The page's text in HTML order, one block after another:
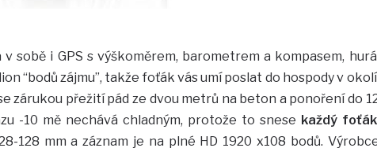
sobě i GPS s výškoměrem, barometrem a kompasem,
“bodů zájmu”, takže foťák vás umí poslat do hospody v
zárukou přežití pád ze dvou metrů na beton a ponoření do
-10 mě nechává chladným, protože to snese každý foťák
128 mm a záznam je na plné HD 1920 x108 bodů.